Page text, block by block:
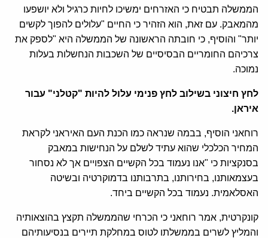
הממשלה תבטיח כי האזרחים ימשיכו לחיות כרגיל ולא יושפעו
מהמאבק. עם זאת, הוא הזהיר כי החיים "עלולים להפוך לקשים
יותר" והוסיף, כי חובתה הראשונה של הממשלה היא "לספק את
צרכיהם החומריים הבסיסיים של השכבות הנחשלות בעלות
נמוכה.
לחץ חיצוני בשילוב לחץ פנימי עלול להיות "קטלני" עבור
איראן.
רוחאני הוסיף, בבמה שנראה כמו הכנת העם האיראני לקראת
המחיר הכלכלי שהוא עתיד לשלם על הנחישות במאבק
בסנקציות כי "אנו נעמוד בכל הקשיים הצפויים אך לא נסחור
בעצמאותנו, בחירותנו, בתרבותנו בדמוקרטיה ובשיטה
האסלאמית. נעמוד בכל הקשיים ביחד.
קונקרטית, אמר רוחאני כי הכרחי שהממשלה תקצץ בהוצאותיה
והמליץ לשרים בממשלתו לטוס במחלקת תיירים בנסיעותיהם